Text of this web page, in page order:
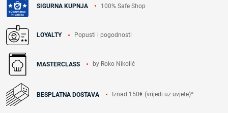
SIGURNA KUPNJA 100% Safe Shop
LOYALTY Popusti i pogodnosti
MASTERCLASS by Roko Nikolić
BESPLATNA DOSTAVA Iznad 150€ (vrijedi uz uvjete)*